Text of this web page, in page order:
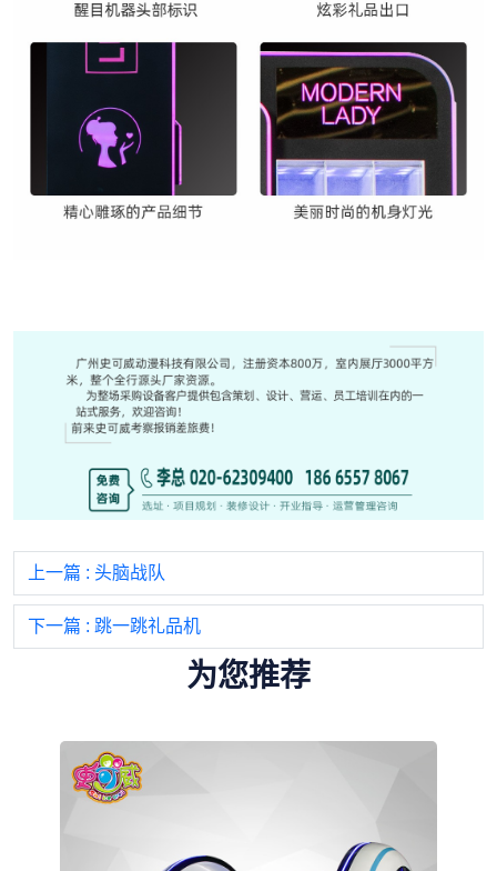
上一篇 : 头脑战队
下一篇 : 跳一跳礼品机
为您推荐